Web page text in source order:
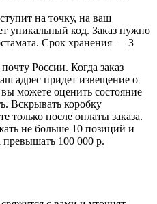
на точку, на ваш
уникальный код. Заказ нужно
Срок хранения — 3
России. Когда заказ
адрес придет извещение о
можете оценить состояние
Вскрывать коробку
только после оплаты заказа.
не больше 10 позиций и
превышать 100 000 р.